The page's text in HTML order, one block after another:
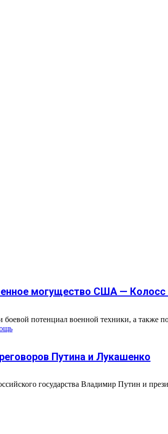
могущество США — Колосс
потенциал военной техники, а также
Путина и Лукашенко
государства Владимир Путин и